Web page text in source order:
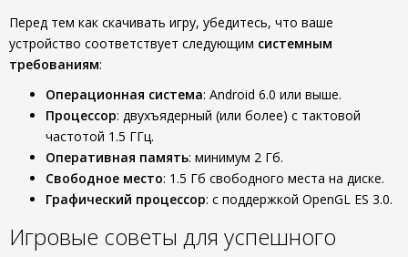
Перед тем как скачивать игру, убедитесь, что ваше
устройство соответствует следующим системным
требованиям:
Операционная система: Android 6.0 или выше.
Процессор: двухъядерный (или более) с тактовой
частотой 1.5 ГГц.
Оперативная память: минимум 2 Гб.
Свободное место: 1.5 Гб свободного места на диске.
Графический процессор: с поддержкой OpenGL ES 3.0.
Игровые советы для успешного